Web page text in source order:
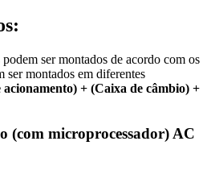
ser montados de acordo com os
ser montados em diferentes
+ (Caixa de câmbio) +
(com microprocessador) AC